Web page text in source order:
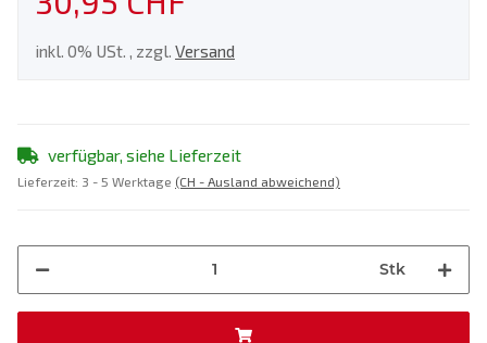
inkl. 0% USt. , zzgl. Versand
verfügbar, siehe Lieferzeit
Lieferzeit: 3 - 5 Werktage (CH - Ausland abweichend)
Stk